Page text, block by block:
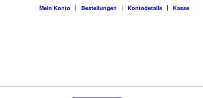
Mein Konto Bestellungen Kontodetails Kasse